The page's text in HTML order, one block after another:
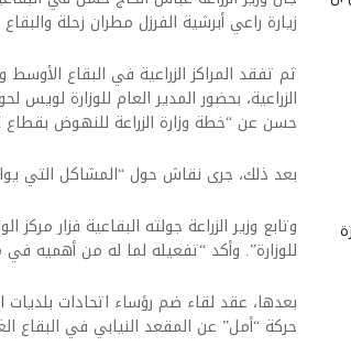
زيارة راعي أبرشية الفرزل مطران زحلة
ثم تفقد المراكز الزراعية في البقاع
الزراعية، بحضور المدير العام للوزارة
حسن عن “خطة وزارة الزراعة للنهوض بقطاع
بعد ذلك، جرى نقاش حول “المشاكل التي
وتابع وزير الزراعة جولته البقاعية فزار
للوزارة”. وأكد “تفعيله لما له من أهميه في
بعدها، عقد لقاء ضم رؤساء اتحادات
حركة “أمل” عن المقعد النيابي في البقاع